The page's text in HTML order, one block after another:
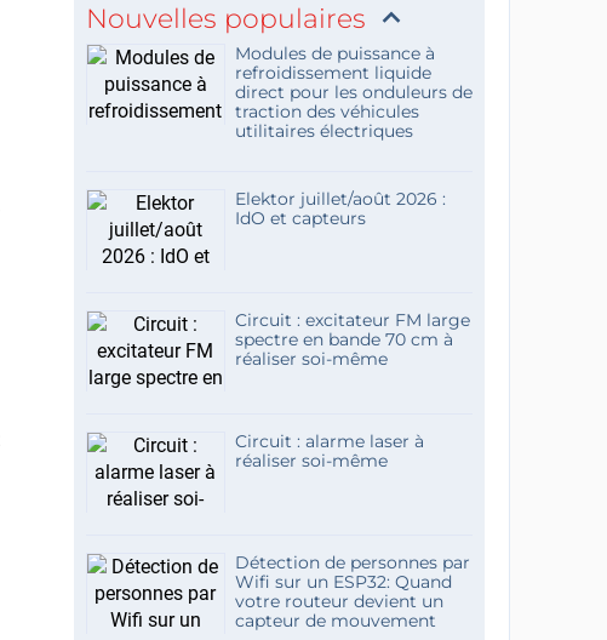
Nouvelles populaires
Modules de puissance à
refroidissement liquide
direct pour les onduleurs de
traction des véhicules
utilitaires électriques
Elektor juillet/août 2026 :
IdO et capteurs
Circuit : excitateur FM large
spectre en bande 70 cm à
réaliser soi-même
Circuit : alarme laser à
réaliser soi-même
Détection de personnes par
Wifi sur un ESP32: Quand
votre routeur devient un
capteur de mouvement